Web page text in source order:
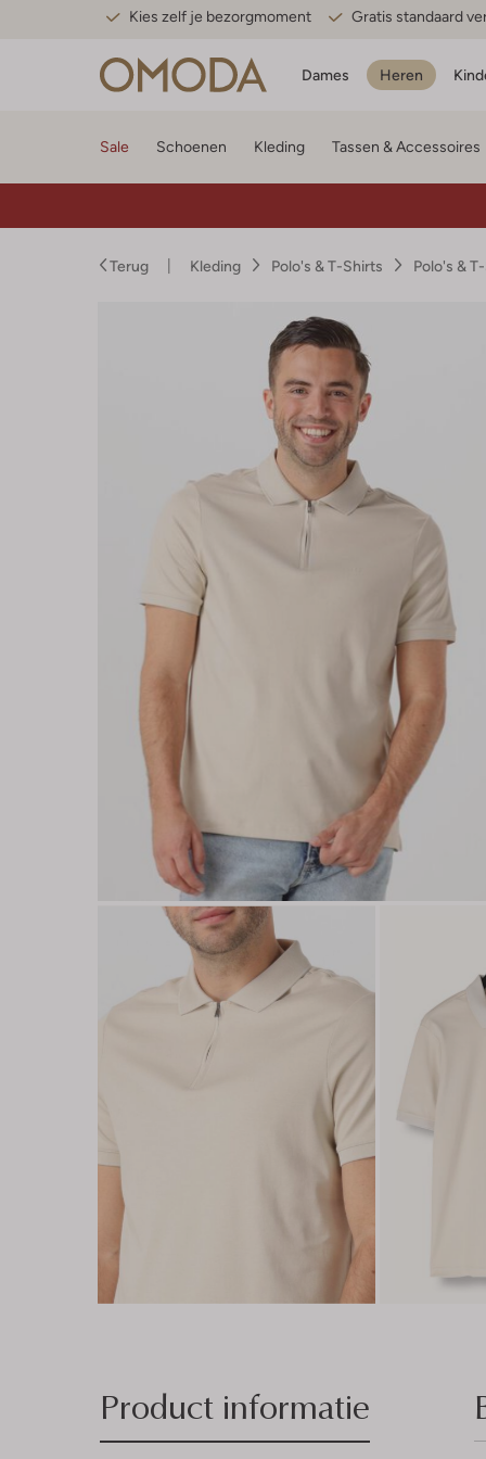
Kies zelf je bezorgmoment Gratis standaard
Dames Heren
Sale Schoenen Kleding Tassen & Accessoires
Terug Kleding Polo's & T-Shirts Polo's &
Product informatie